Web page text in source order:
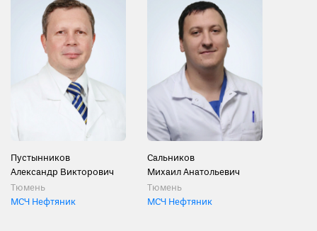
Пустынников
Александр Викторович
Тюмень
МСЧ Нефтяник
Сальников
Михаил Анатольевич
Тюмень
МСЧ Нефтяник